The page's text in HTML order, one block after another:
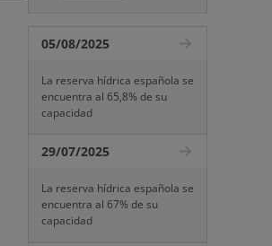
05/08/2025
La reserva hídrica española se
encuentra al 65,8% de su
capacidad
29/07/2025
La reserva hídrica española se
encuentra al 67% de su
capacidad